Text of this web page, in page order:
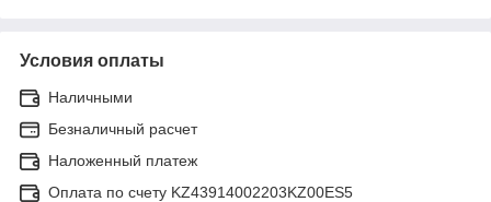
Условия оплаты
Наличными
Безналичный расчет
Наложенный платеж
Оплата по счету KZ43914002203KZ00ES5